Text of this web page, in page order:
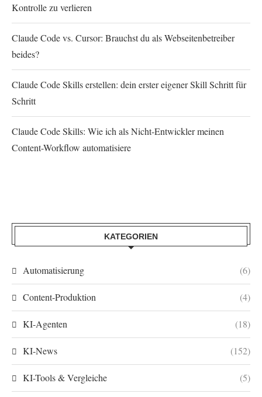
Kontrolle zu verlieren
Claude Code vs. Cursor: Brauchst du als Webseitenbetreiber
beides?
Claude Code Skills erstellen: dein erster eigener Skill Schritt für
Schritt
Claude Code Skills: Wie ich als Nicht-Entwickler meinen
Content-Workflow automatisiere
KATEGORIEN
Automatisierung (6)
Content-Produktion (4)
KI-Agenten (18)
KI-News (152)
KI-Tools & Vergleiche (5)